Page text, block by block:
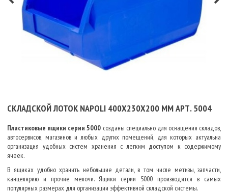
СКЛАДСКОЙ ЛОТОК NAPOLI 400Х230Х200 ММ АРТ. 5004
Пластиковые ящики серии 5000 созданы специально для оснащения складов,
автосервисов, магазинов и любых других помещений, для которых актуальна
организация удобных систем хранения с легким доступом к содержимому
ячеек.
В ящиках удобно хранить небольшие детали, в том числе метизы, запчасти,
канцелярию и прочие мелочи.
Ящики серии 5000 производятся в самых
популярных размерах для организации эффективной складской системы.